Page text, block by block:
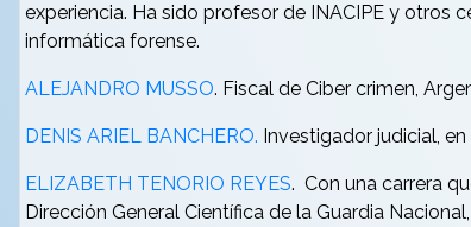
experiencia. Ha sido profesor de INACIPE y otros
informática forense.
ALEJANDRO MUSSO. Fiscal de Ciber crimen,
DENIS ARIEL BANCHERO. Investigador judicial,
ELIZABETH TENORIO REYES. Con una carrera
Dirección General Científica de la Guardia